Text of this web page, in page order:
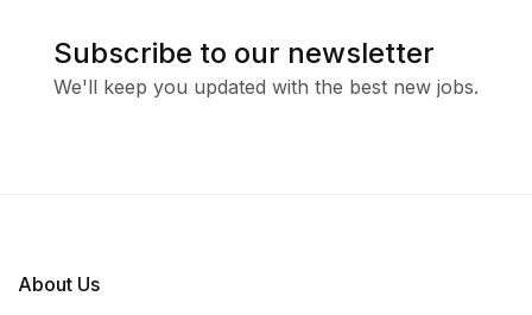
Subscribe to our newsletter
We'll keep you updated with the best new jobs.
About Us